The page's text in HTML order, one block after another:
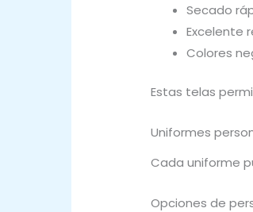
Secado
Excelente
Colores
Estas telas
Uniformes
Cada uniforme
Opciones de